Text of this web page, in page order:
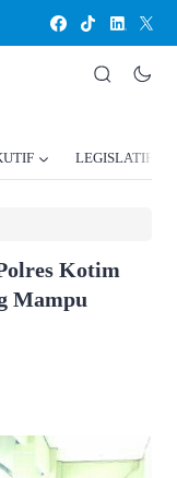
LEGISLATIF
Kotim
Mampu